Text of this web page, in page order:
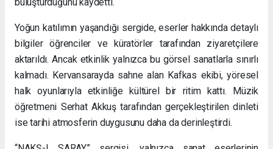
Yoğun katılımın yaşandığı sergide, eserler hakkında detaylı
bilgiler öğrenciler ve küratörler tarafından ziyaretçilere
aktarıldı. Ancak etkinlik yalnızca bu görsel sanatlarla sınırlı
kalmadı. Kervansarayda sahne alan Kafkas ekibi, yöresel
halk oyunlarıyla etkinliğe kültürel bir ritim kattı. Müzik
öğretmeni Serhat Akkuş tarafından gerçekleştirilen dinleti
ise tarihi atmosferin duygusunu daha da derinleştirdi.